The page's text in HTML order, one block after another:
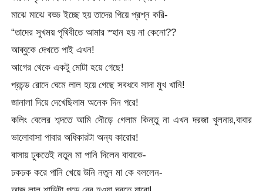
মাঝে মাঝে বড্ড ইচ্ছে হয় তাদের গিয়ে প্রশ্ন করি-
“তাদের সুখময় পৃথিবীতে আমার স্হান হয় না কেনো??
আব্বুকে দেখতে পাই এখন!
আগের থেকে একটু মোটা হয়ে গেছে!
প্রচন্ড রোদে ঘেমে লাল হয়ে গেছে সবধবে সাদা মুখ খানি!
জানালা দিয়ে দেখেছিলাম অনেক দিন পরে!
কলিং বেলের শব্দতে আমি দৌড়ে গেলাম কিন্তু না এখন দরজা খুলনার,বাবার
ভালোবাসা পাবার অধিকারটা অন্য কারোর!
বাসায় ঢুকতেই নতুন মা পানি দিলেন বাবাকে-
ঢকঢক করে পানি খেয়ে উনি নতুন মা কে বললেন-